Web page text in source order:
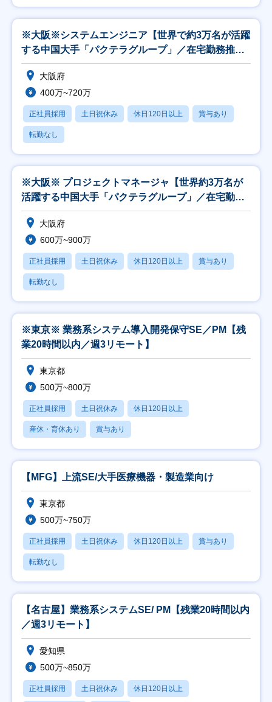
※大阪※システムエンジニア【世界で約3万名が活躍
する中国大手「パクテラグループ」／在宅勤務推
奨】
大阪府
400万~720万
正社員採用 土日祝休み 休日120日以上 賞与あり
転勤なし
※大阪※ プロジェクトマネージャ【世界約3万名が
活躍する中国大手「パクテラグループ」／在宅勤務
可】
大阪府
600万~900万
正社員採用 土日祝休み 休日120日以上 賞与あり
転勤なし
※東京※ 業務系システム導入開発保守SE／PM【残
業20時間以内／週3リモート】
東京都
500万~800万
正社員採用 土日祝休み 休日120日以上
産休・育休あり 賞与あり
【MFG】上流SE/大手医療機器・製造業向け
東京都
500万~750万
正社員採用 土日祝休み 休日120日以上 賞与あり
転勤なし
【名古屋】業務系システムSE/ PM【残業20時間以内
／週3リモート】
愛知県
500万~850万
正社員採用 土日祝休み 休日120日以上